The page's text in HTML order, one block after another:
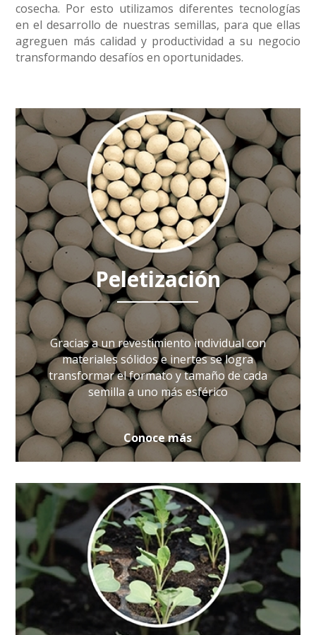
cosecha. Por esto utilizamos diferentes tecnologías
en el desarrollo de nuestras semillas, para que ellas
agreguen más calidad y productividad a su negocio
transformando desafíos en oportunidades.
Peletización
Gracias a un revestimiento individual con
materiales sólidos e inertes se logra
transformar el formato y tamaño de cada
semilla a uno más esférico
Conoce más